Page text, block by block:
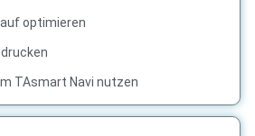
optimieren
TAsmart Navi nutzen